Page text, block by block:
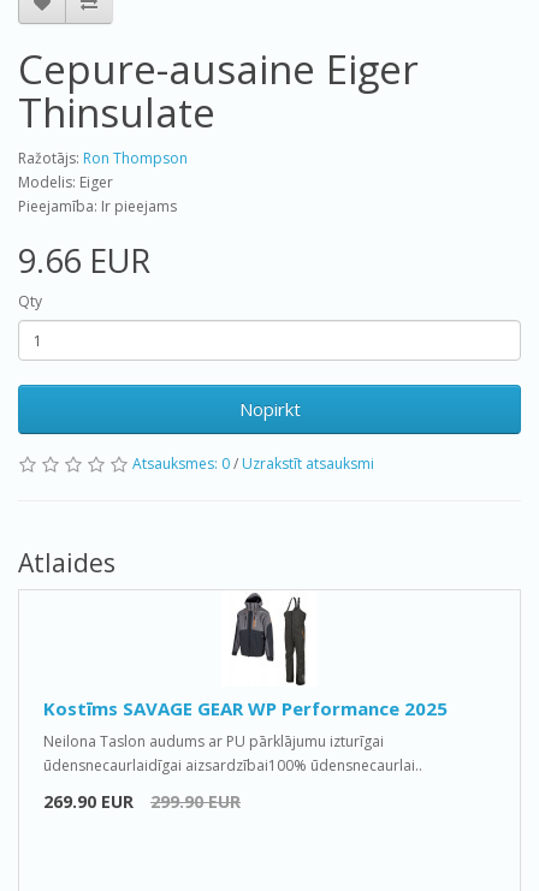
Cepure-ausaine Eiger
Thinsulate
Ražotājs: Ron Thompson
Modelis: Eiger
Pieejamība: Ir pieejams
9.66 EUR
Qty
Nopirkt
Atsauksmes: 0/ Uzrakstīt atsauksmi
Atlaides
Kostīms SAVAGE GEAR WP Performance 2025
Neilona Taslon audums ar PU pārklājumu izturīgai
ūdensnecaurlaidīgai aizsardzībai100% ūdensnecaurlai..
269.90 EUR 299.90 EUR